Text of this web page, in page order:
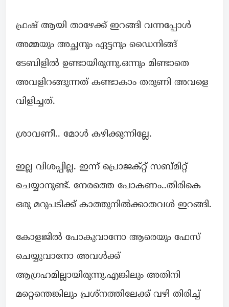
ഫ്രഷ് ആയി താഴേക്ക് ഇറങ്ങി വന്നപ്പോൾ
അമ്മയും അച്ഛനും ഏട്ടനും ഡൈനിങ്ങ്
ടേബിളിൽ ഉണ്ടായിരുന്നു.ഒന്നും മിണ്ടാതെ
അവളിറങ്ങുന്നത് കണ്ടാകാം തരുണി അവളെ
വിളിച്ചത്.
ശ്രാവണീ.. മോൾ കഴിക്കുന്നില്ലേ.
ഇല്ല വിശപ്പില്ല. ഇന്ന് പ്രൊജക്റ്റ്‌ സബ്മിറ്റ്
ചെയ്യാനുണ്ട്. നേരത്തെ പോകണം..തിരികെ
ഒരു മറുപടിക്ക് കാത്തുനിൽക്കാതവൾ ഇറങ്ങി.
കോളജിൽ പോകുവാനോ ആരെയും ഫേസ്
ചെയ്യുവാനോ അവൾക്ക്
ആഗ്രഹമില്ലായിരുന്നു.എങ്കിലും അതിനി
മറ്റെന്തെങ്കിലും പ്രശ്നത്തിലേക്ക് വഴി തിരിച്ച്